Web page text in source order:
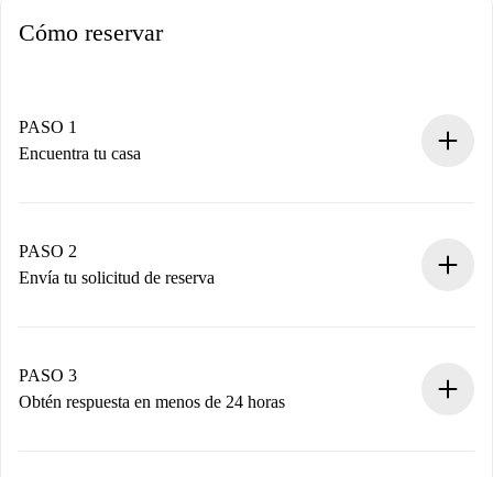
Cómo reservar
PASO 1
Encuentra tu casa
Tienes toda la información necesaria por adelantado.
PASO 2
Envía tu solicitud de reserva
propietario acepte.
PASO 3
Obtén respuesta en menos de 24 horas